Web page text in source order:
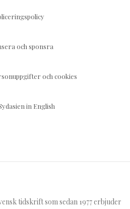
och sponsra
och cookies
in English
tidskrift som sedan 1977 erbjuder